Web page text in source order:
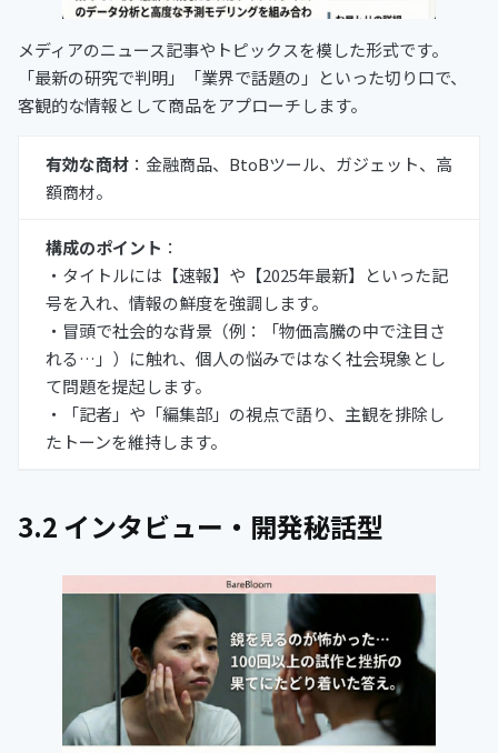
メディアのニュース記事やトピックスを模した形式です。
「最新の研究で判明」「業界で話題の」といった切り口で、
客観的な情報として商品をアプローチします。
有効な商材 ：金融商品、BtoBツール、ガジェット、高
額商材。
構成のポイント ：
・タイトルには【速報】や【2025年最新】といった記
号を入れ、情報の鮮度を強調します。
・冒頭で社会的な背景（例：「物価高騰の中で注目さ
れる…」）に触れ、個人の悩みではなく社会現象とし
て問題を提起します。
・「記者」や「編集部」の視点で語り、主観を排除し
たトーンを維持します。
3.2 インタビュー・開発秘話型